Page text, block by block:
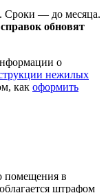
Сроки — до месяца.
обновят
о
нежилых
как оформить
помещения в
штрафом